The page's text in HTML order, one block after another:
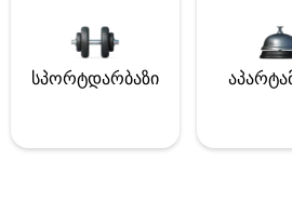
სპორტდარბაზი